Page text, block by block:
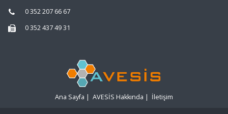
0 352 207 66 67
0 352 437 49 31
Ana Sayfa | AVESİS Hakkında | İletişim